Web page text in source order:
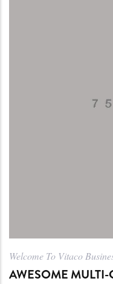
Welcome To Vitaco
AWESOME